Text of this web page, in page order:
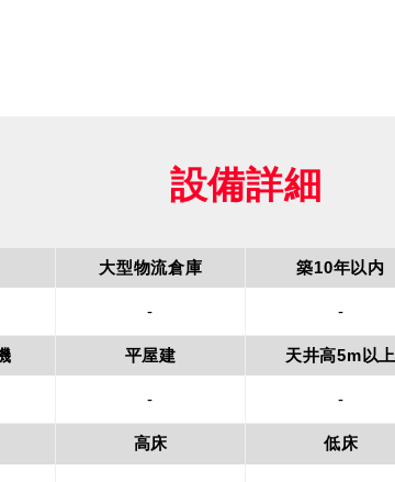
設備詳細
大型物流倉庫
-
築10年以内
-
平屋建
-
天井高5m以上
-
高床 低床